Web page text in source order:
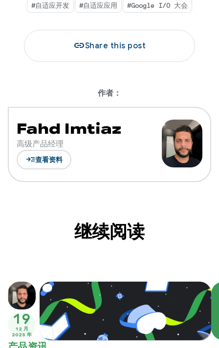
#自适应开发 #自适应应用 #Google I/O 大会
linkShare this post
作者：
Fahd Imtiaz
高级产品经理
read_more查看资料
继续阅读
19
12 月
2025 年